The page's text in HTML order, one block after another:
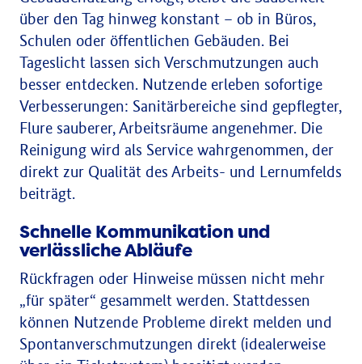
über den Tag hinweg konstant – ob in Büros,
Schulen oder öffentlichen Gebäuden. Bei
Tageslicht lassen sich Verschmutzungen auch
besser entdecken. Nutzende erleben sofortige
Verbesserungen: Sanitärbereiche sind gepflegter,
Flure sauberer, Arbeitsräume angenehmer. Die
Reinigung wird als Service wahrgenommen, der
direkt zur Qualität des Arbeits- und Lernumfelds
beiträgt.
Schnelle Kommunikation und
verlässliche Abläufe
Rückfragen oder Hinweise müssen nicht mehr
„für später“ gesammelt werden. Stattdessen
können Nutzende Probleme direkt melden und
Spontanverschmutzungen direkt (idealerweise